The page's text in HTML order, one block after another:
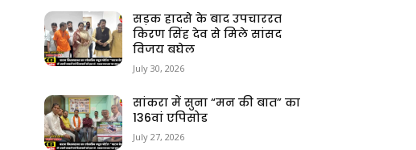
सड़क हादसे के बाद उपचाररत
किरण सिंह देव से मिले सांसद
विजय बघेल
July 30, 2026
सांकरा में सुना “मन की बात” का
136वां एपिसोड
July 27, 2026